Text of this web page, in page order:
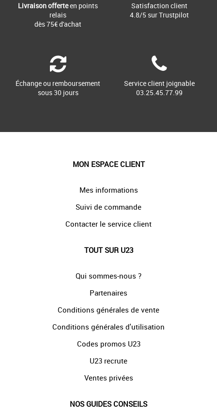
Livraison offerteen points
relais
dès 75€ d'achat
Satisfaction client
4.8/5 sur Trustpilot
Échange ou remboursement
sous 30 jours
Service client joignable
03.25.45.77.99
MON ESPACE CLIENT
Mes informations
Suivi de commande
Contacter le service client
TOUT SUR U23
Qui sommes-nous ?
Partenaires
Conditions générales de vente
Conditions générales d'utilisation
Codes promos U23
U23 recrute
Ventes privées
NOS GUIDES CONSEILS